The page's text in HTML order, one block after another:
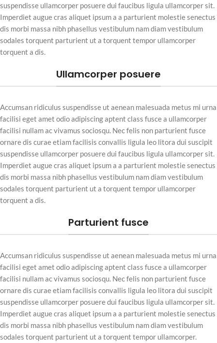
suspendisse ullamcorper posuere dui faucibus ligula ullamcorper sit.
Imperdiet augue cras aliquet ipsum a a parturient molestie senectus
dis morbi massa nibh phasellus vestibulum nam diam vestibulum
sodales torquent parturient ut a torquent tempor ullamcorper
torquent a dis.
Ullamcorper posuere
Accumsan ridiculus suspendisse ut aenean malesuada metus mi urna
facilisi eget amet odio adipiscing aptent class fusce a ullamcorper
facilisi nullam ac vivamus sociosqu. Nec felis non parturient fusce
ornare dis curae etiam facilisis convallis ligula leo litora dui suscipit
suspendisse ullamcorper posuere dui faucibus ligula ullamcorper sit.
Imperdiet augue cras aliquet ipsum a a parturient molestie senectus
dis morbi massa nibh phasellus vestibulum nam diam vestibulum
sodales torquent parturient ut a torquent tempor ullamcorper
torquent a dis.
Parturient fusce
Accumsan ridiculus suspendisse ut aenean malesuada metus mi urna
facilisi eget amet odio adipiscing aptent class fusce a ullamcorper
facilisi nullam ac vivamus sociosqu. Nec felis non parturient fusce
ornare dis curae etiam facilisis convallis ligula leo litora dui suscipit
suspendisse ullamcorper posuere dui faucibus ligula ullamcorper sit.
Imperdiet augue cras aliquet ipsum a a parturient molestie senectus
dis morbi massa nibh phasellus vestibulum nam diam vestibulum
sodales torquent parturient ut a torquent tempor ullamcorper.